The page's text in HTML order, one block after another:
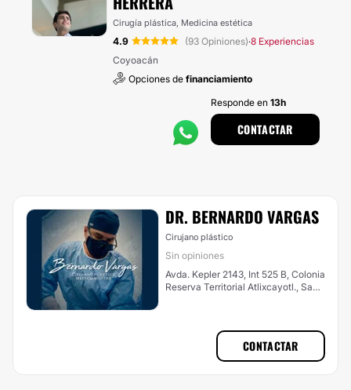
Cirugía plástica, Medicina estética
4.9 (93 Opiniones)·8 Experiencias
Coyoacán
Opciones de financiamiento
Responde en 13h
CONTACTAR
DR. BERNARDO VARGAS
Cirujano plástico
Sin opiniones
Avda. Kepler 2143, Int 525 B, Colonia
Reserva Territorial Atlixcayotl., San
CONTACTAR